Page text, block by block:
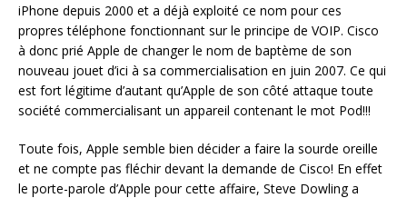
iPhone depuis 2000 et a déjà exploité ce nom pour ces
propres téléphone fonctionnant sur le principe de VOIP. Cisco
à donc prié Apple de changer le nom de baptème de son
nouveau jouet d’ici à sa commercialisation en juin 2007. Ce qui
est fort légitime d’autant qu’Apple de son côté attaque toute
société commercialisant un appareil contenant le mot Pod!!!
Toute fois, Apple semble bien décider a faire la sourde oreille
et ne compte pas fléchir devant la demande de Cisco! En effet
le porte-parole d’Apple pour cette affaire, Steve Dowling a